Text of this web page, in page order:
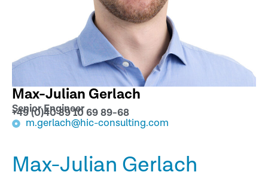
Max-Julian Gerlach
Senior Engineer
+49 (0)40 39 10 69 89-68
m.gerlach@hic-consulting.com
Max-Julian Gerlach